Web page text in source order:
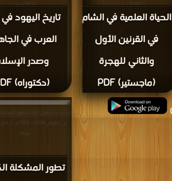
تاريخ اليهود
العرب في
وصدر
(دكتوراه) PDF
PDF مجانا
الحياة العلمية في الشام
في القرنين الأول
والثاني للهجرة
(ماجستير) PDF
PDF مجانا
تطور المشكلة
قراءة و تحميل كتاب تطور المشكلة
مجانا